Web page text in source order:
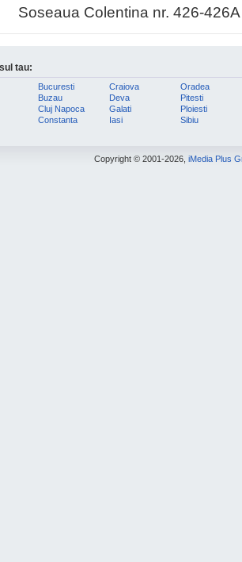
Soseaua Colentina nr. 426-426A
tau:
Bucuresti
Buzau
Cluj Napoca
Constanta
Craiova
Deva
Galati
Iasi
Oradea
Pitesti
Ploiesti
Sibiu
Copyright © 2001-2026, iMedia Plus